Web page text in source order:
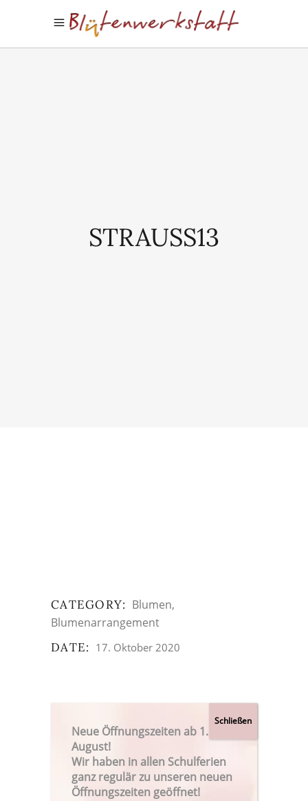
STRAUSS13
CATEGORY: Blumen
Blumenarrangement
DATE: 17. Oktober 2020
Neue Öffnungszeiten ab 1.
August!
Wir haben in allen Schulferien
ganz regulär zu unseren neuen
Öffnungszeiten geöffnet!